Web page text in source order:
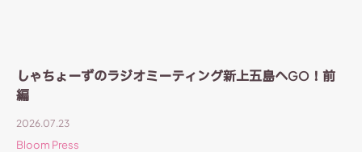
しゃちょーずのラジオミーティング新上五島へGO！前
編
2026.07.23
Bloom Press